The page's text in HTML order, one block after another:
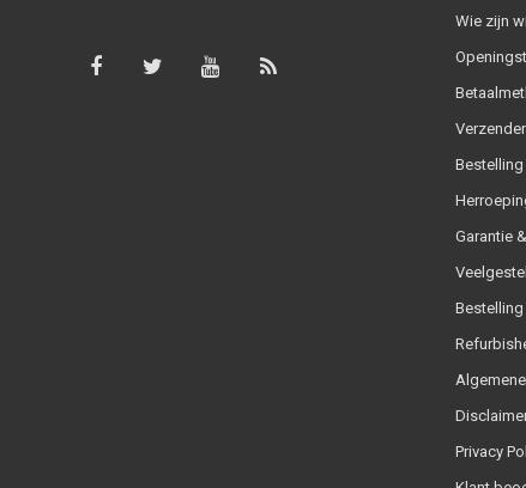
Wie zijn
Garantie
Privacy